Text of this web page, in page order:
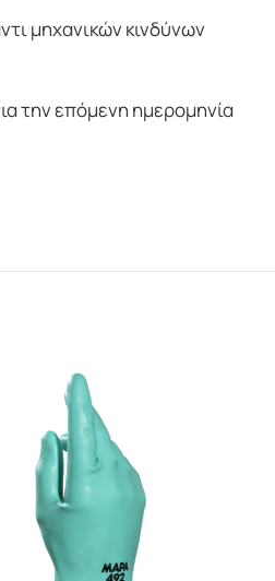
μηχανικών κινδύνων
την επόμενη ημερομηνία